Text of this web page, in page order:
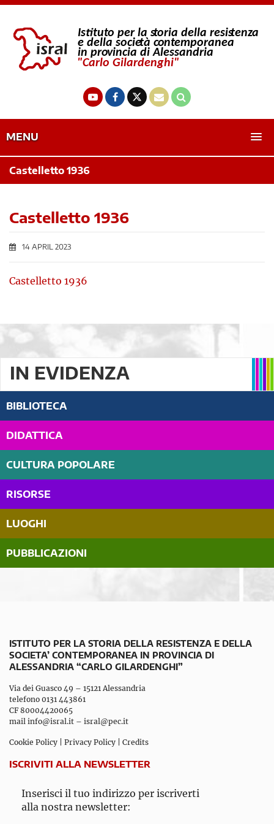
MENU
Castelletto 1936
Castelletto 1936
14 APRIL 2023
Castelletto 1936
IN EVIDENZA
BIBLIOTECA
DIDATTICA
CULTURA POPOLARE
RISORSE
LUOGHI
PUBBLICAZIONI
ISTITUTO PER LA STORIA DELLA RESISTENZA E DELLA
SOCIETA’ CONTEMPORANEA IN PROVINCIA DI
ALESSANDRIA “CARLO GILARDENGHI”
Via dei Guasco 49 – 15121 Alessandria
telefono 0131 443861
CF 80004420065
mail info@isral.it – isral@pec.it
Cookie Policy Privacy Policy Credits
ISCRIVITI ALLA NEWSLETTER
Inserisci il tuo indirizzo per iscriverti
alla nostra newsletter: